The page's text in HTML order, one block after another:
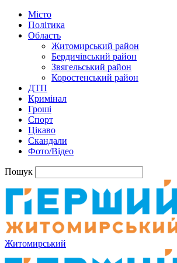
Місто
Політика
Область
Житомирський район
Бердичівський район
Звягельський район
Коростенський район
ДТП
Кримінал
Гроші
Спорт
Цікаво
Скандали
Фото/Відео
Пошук
Житомирський